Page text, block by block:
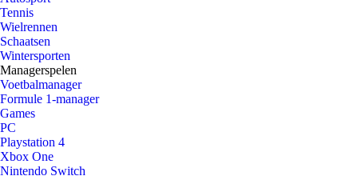
Tennis
Wielrennen
Schaatsen
Wintersporten
Managerspelen
Voetbalmanager
Formule 1-manager
Games
PC
Playstation 4
Xbox One
Nintendo Switch